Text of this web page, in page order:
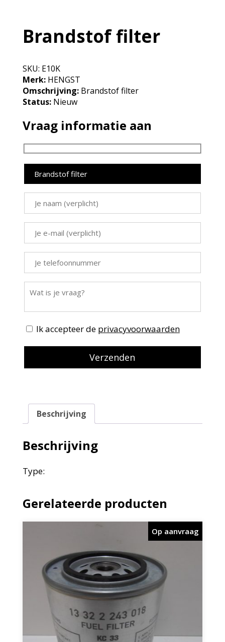
Brandstof filter
SKU: E10K
Merk:HENGST
Omschrijving:Brandstof filter
Status:Nieuw
Vraag informatie aan
Ik accepteer de privacyvoorwaarden
Beschrijving
Beschrijving
Type:
Gerelateerde producten
Op aanvraag